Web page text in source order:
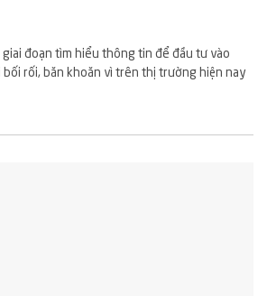
đoạn tìm hiểu thông tin để đầu tư vào
rối, băn khoăn vì trên thị trường hiện nay